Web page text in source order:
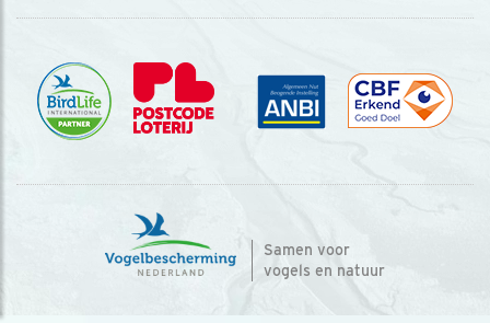
Samen voor
vogels en natuur